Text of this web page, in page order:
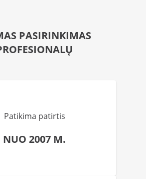
PASIRINKIMAS
Patikima patirtis
NUO 2007 M.